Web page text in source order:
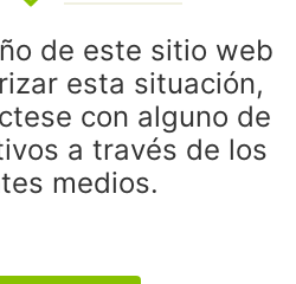
de este sitio web
esta situación,
con alguno de
a través de los
medios.